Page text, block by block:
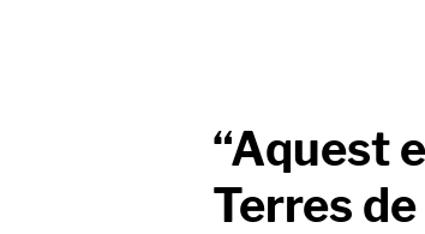
“Aquest
Terres de